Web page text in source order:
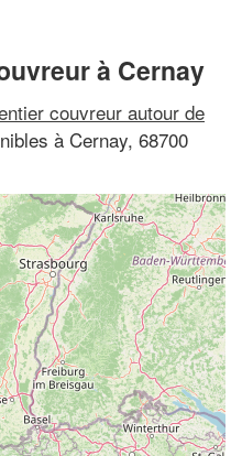
à Cernay
couvreur autour de
à Cernay, 68700